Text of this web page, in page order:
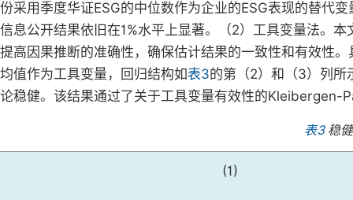
份采用季度华证ESG的中位数作为企业的ESG表现的替代变
信息公开结果依旧在1%水平上显著。（2）工具变量法。
提高因果推断的准确性，确保估计结果的一致性和有效性
均值作为工具变量，回归结构如表3的第（2）和（3）列所
论稳健。该结果通过了关于工具变量有效性的
表3稳
(1)